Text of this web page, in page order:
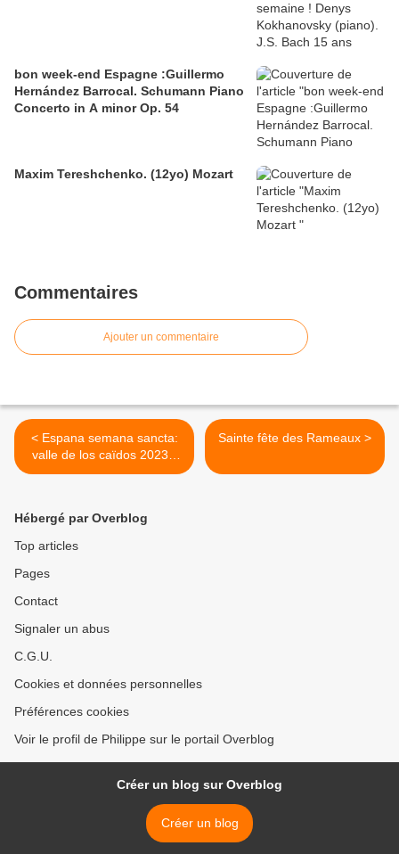
bon week-end Espagne :Guillermo
Hernández Barrocal. Schumann Piano
Concerto in A minor Op. 54
Maxim Tereshchenko. (12yo) Mozart
Commentaires
Ajouter un commentaire
< Espana semana sancta:
valle de los caïdos 2023 -
congrégation de Solesmes
Sainte fête des Rameaux >
Hébergé par Overblog
Top articles
Pages
Contact
Signaler un abus
C.G.U.
Cookies et données personnelles
Préférences cookies
Voir le profil de Philippe sur le portail Overblog
Créer un blog sur Overblog
Créer un blog